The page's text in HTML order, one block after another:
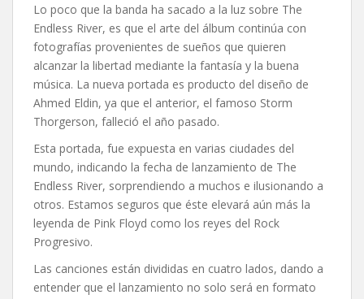
Lo poco que la banda ha sacado a la luz sobre The
Endless River, es que el arte del álbum continúa con
fotografías provenientes de sueños que quieren
alcanzar la libertad mediante la fantasía y la buena
música. La nueva portada es producto del diseño de
Ahmed Eldin, ya que el anterior, el famoso Storm
Thorgerson, falleció el año pasado.
Esta portada, fue expuesta en varias ciudades del
mundo, indicando la fecha de lanzamiento de The
Endless River, sorprendiendo a muchos e ilusionando a
otros. Estamos seguros que éste elevará aún más la
leyenda de Pink Floyd como los reyes del Rock
Progresivo.
Las canciones están divididas en cuatro lados, dando a
entender que el lanzamiento no solo será en formato